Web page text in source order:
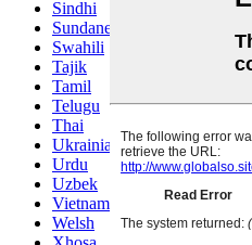
Sindhi
Sundanese
Swahili
Tajik
Tamil
Telugu
Thai
Ukrainian
Urdu
Uzbek
Vietnamese
Welsh